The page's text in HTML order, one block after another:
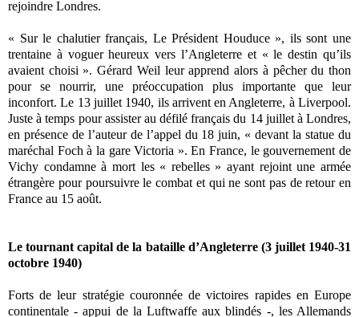
rejoindre Londres.
« Sur le chalutier français, Le Président Houduce », ils sont une
trentaine à voguer heureux vers l’Angleterre et « le destin qu’ils
avaient choisi ». Gérard Weil leur apprend alors à pêcher du thon
pour se nourrir, une préoccupation plus importante que leur
inconfort. Le 13 juillet 1940, ils arrivent en Angleterre, à Liverpool.
Juste à temps pour assister au défilé français du 14 juillet à Londres,
en présence de l’auteur de l’appel du 18 juin, « devant la statue du
maréchal Foch à la gare Victoria ». En France, le gouvernement de
Vichy condamne à mort les « rebelles » ayant rejoint une armée
étrangère pour poursuivre le combat et qui ne sont pas de retour en
France au 15 août.
Le tournant capital de la bataille d’Angleterre (3 juillet 1940-31
octobre 1940)
Forts de leur stratégie couronnée de victoires rapides en Europe
continentale - appui de la Luftwaffe aux blindés -, les Allemands